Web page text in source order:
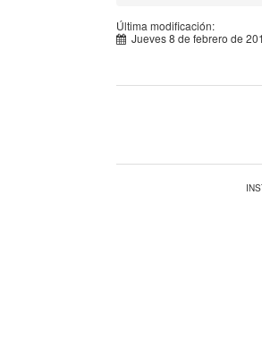
Última modificación:
Jueves 8 de febrero de